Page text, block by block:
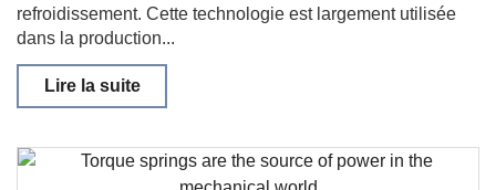
refroidissement. Cette technologie est largement utilisée
dans la production...
Lire la suite